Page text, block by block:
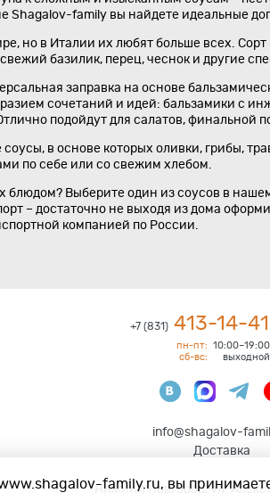
Shagalov-family вы найдете идеальные
но в Италии их любят больше всех.
базилик, перец, чеснок и другие
заправка на основе
сочетаний и идей: бальзамики с
подойдут для салатов, финальной
в основе которых оливки, грибы,
по себе или со свежим хлебом.
блюдом? Выберите один из соусов в
– достаточно не выходя из дома
компанией по России.
+7 (831) 413-14-41
пн-пт:
10:00–19:00
сб-вс:
выходной
info@shagalov-
Доставка
Нижний Новгород,ул.
family.ru, вы